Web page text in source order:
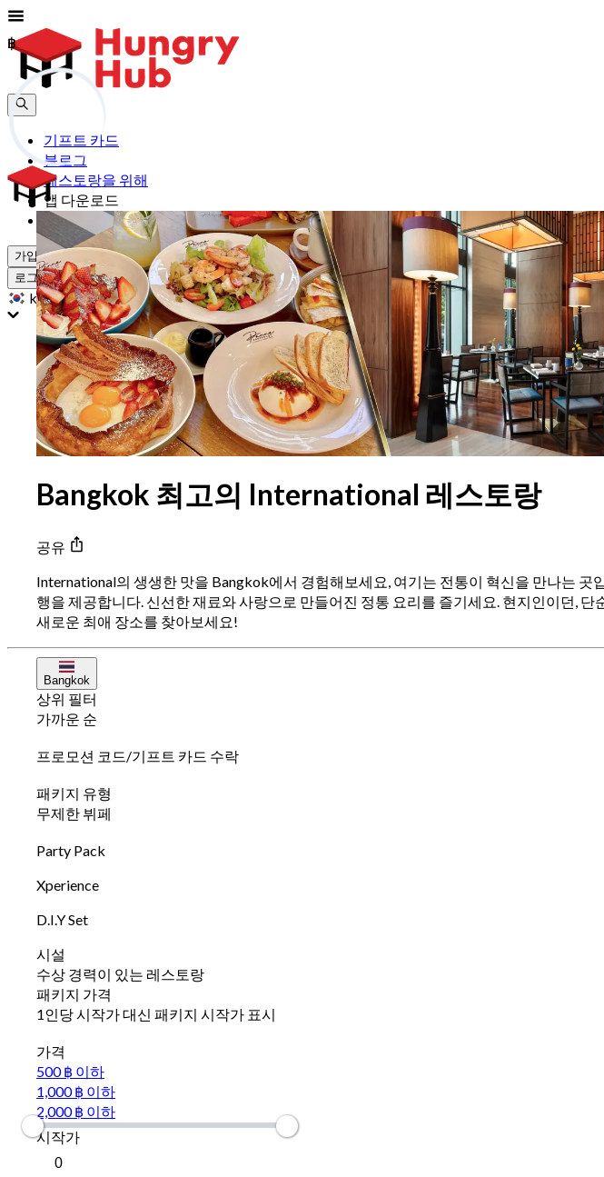
기프트 카드
블로그
레스토랑을 위해
앱 다운로드
도움
가입하기
로그인
kr
Bangkok 최고의 International 레스토랑
공유
International의 생생한 맛을 Bangkok에서 경험해보세요, 여기는 전통이 혁신을 만나는
행을 제공합니다. 신선한 재료와 사랑으로 만들어진 정통 요리를 즐기세요. 현지인이던,
새로운 최애 장소를 찾아보세요!
Bangkok
상위 필터
가까운 순
프로모션 코드/기프트 카드 수락
패키지 유형
무제한 뷔페
Party Pack
Xperience
D.I.Y Set
시설
수상 경력이 있는 레스토랑
패키지 가격
1인당 시작가 대신 패키지 시작가 표시
가격
500 ฿ 이하
1,000 ฿ 이하
2,000 ฿ 이하
฿
시작가
฿